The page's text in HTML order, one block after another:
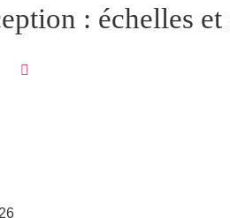
: échelles et
sur Facebook
Partager sur LinkedIn